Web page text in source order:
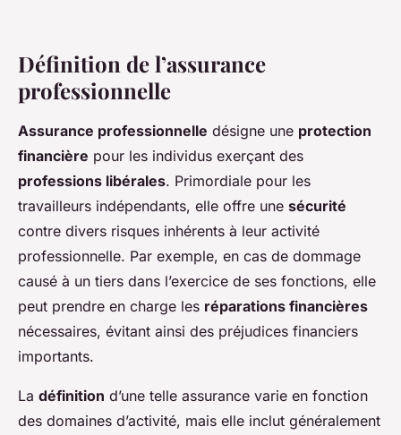
Définition de l’assurance
professionnelle
Assurance professionnelle désigne une protection
financière pour les individus exerçant des
professions libérales. Primordiale pour les
travailleurs indépendants, elle offre une sécurité
contre divers risques inhérents à leur activité
professionnelle. Par exemple, en cas de dommage
causé à un tiers dans l’exercice de ses fonctions, elle
peut prendre en charge les réparations financières
nécessaires, évitant ainsi des préjudices financiers
importants.
La définition d’une telle assurance varie en fonction
des domaines d’activité, mais elle inclut généralement